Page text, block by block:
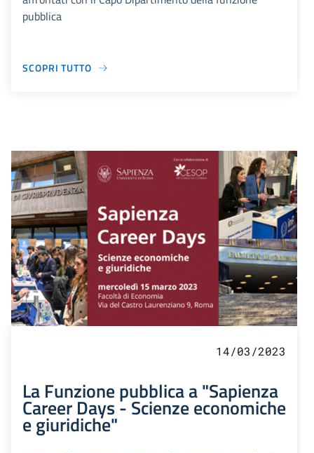
pubblica
SCOPRI TUTTO
14/03/2023
La Funzione pubblica a "Sapienza
Career Days - Scienze economiche
e giuridiche"